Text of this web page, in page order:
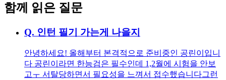
함께 읽은 질문
Q. 인턴 필기 가는게 나을지
안녕하세요! 올해부터 본격적으로 준비중인 공린이입니
다 공린이라면 한능검은 필수인데 1,2월에 시험을 안보
고ㅜ 서탈당하면서 필요성을 느껴서 접수했습니다 ​ 그런